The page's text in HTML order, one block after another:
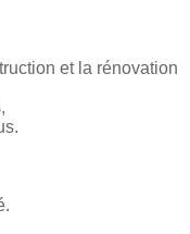
et la rénovation